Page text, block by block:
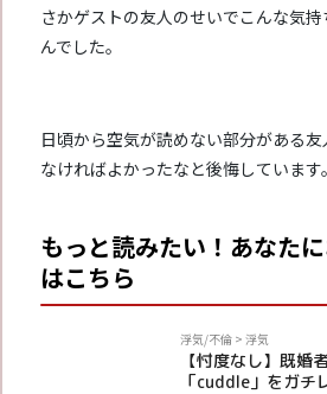
さかゲストの友人のせいでこんな気
んでした。
日頃から空気が読めない部分がある
なければよかったなと後悔しています。
もっと読みたい！あなた
はこちら
浮気/不倫 > 浮気
【忖度なし】既婚
「cuddle」をガチ